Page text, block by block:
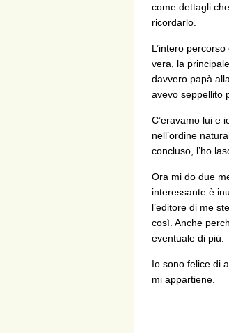
come dettagli
ricordarlo.
L’intero
vera, la
davvero papà
avevo seppellito
C’eravamo lui e
nell’ordine
concluso, l’ho
Ora mi do due
interessante è
l’editore di me
così. Anche
eventuale di più.
Io sono felice di
mi appartiene.